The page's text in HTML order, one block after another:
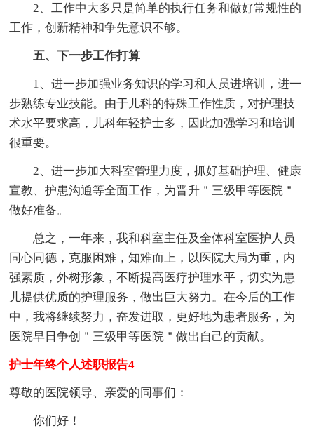
2、工作中大多只是简单的执行任务和做好常规性的
工作，创新精神和争先意识不够。
五、下一步工作打算
1、进一步加强业务知识的学习和人员进培训，进一
步熟练专业技能。由于儿科的特殊工作性质，对护理技
术水平要求高，儿科年轻护士多，因此加强学习和培训
很重要。
2、进一步加大科室管理力度，抓好基础护理、健康
宣教、护患沟通等全面工作，为晋升＂三级甲等医院＂
做好准备。
总之，一年来，我和科室主任及全体科室医护人员
同心同德，克服困难，知难而上，以医院大局为重，内
强素质，外树形象，不断提高医疗护理水平，切实为患
儿提供优质的护理服务，做出巨大努力。在今后的工作
中，我将继续努力，奋发进取，更好地为患者服务，为
医院早日争创＂三级甲等医院＂做出自己的贡献。
护士年终个人述职报告4
尊敬的医院领导、亲爱的同事们：
你们好！